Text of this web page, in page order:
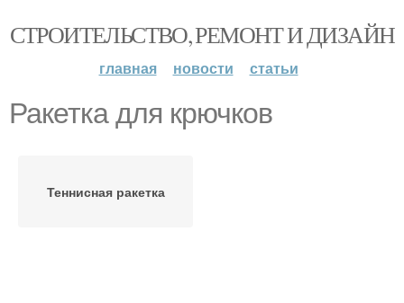
СТРОИТЕЛЬСТВО, РЕМОНТ И ДИЗАЙН
главная новости статьи
Ракетка для крючков
Теннисная ракетка